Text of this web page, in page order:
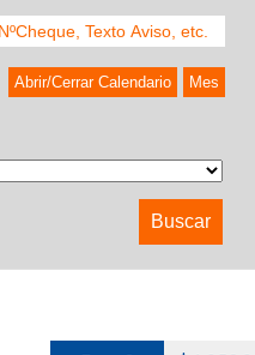
Abrir/Cerrar Calendario Mes